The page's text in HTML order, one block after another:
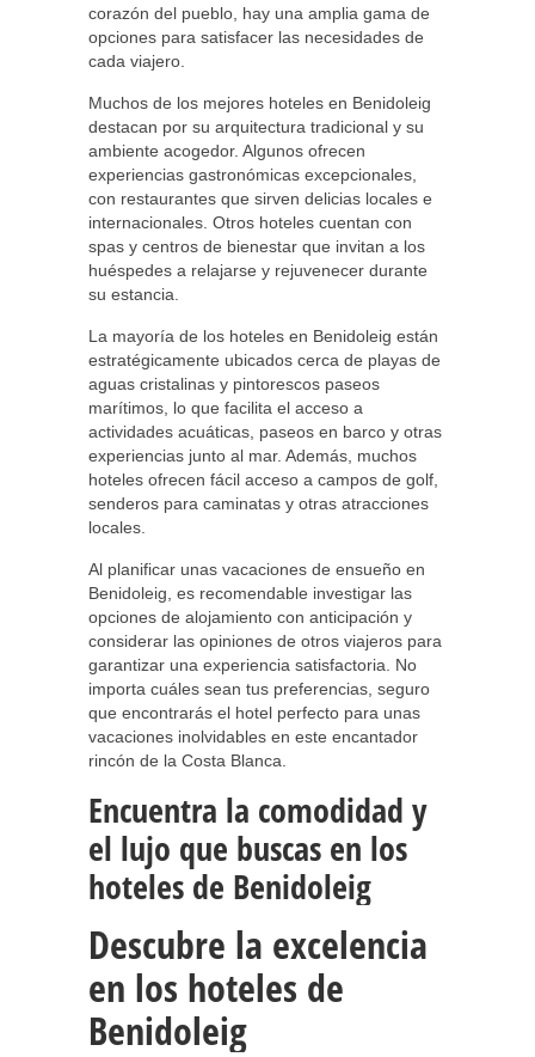
corazón del pueblo, hay una amplia gama de
opciones para satisfacer las necesidades de
cada viajero.
Muchos de los mejores hoteles en Benidoleig
destacan por su arquitectura tradicional y su
ambiente acogedor. Algunos ofrecen
experiencias gastronómicas excepcionales,
con restaurantes que sirven delicias locales e
internacionales. Otros hoteles cuentan con
spas y centros de bienestar que invitan a los
huéspedes a relajarse y rejuvenecer durante
su estancia.
La mayoría de los hoteles en Benidoleig están
estratégicamente ubicados cerca de playas de
aguas cristalinas y pintorescos paseos
marítimos, lo que facilita el acceso a
actividades acuáticas, paseos en barco y otras
experiencias junto al mar. Además, muchos
hoteles ofrecen fácil acceso a campos de golf,
senderos para caminatas y otras atracciones
locales.
Al planificar unas vacaciones de ensueño en
Benidoleig, es recomendable investigar las
opciones de alojamiento con anticipación y
considerar las opiniones de otros viajeros para
garantizar una experiencia satisfactoria. No
importa cuáles sean tus preferencias, seguro
que encontrarás el hotel perfecto para unas
vacaciones inolvidables en este encantador
rincón de la Costa Blanca.
Encuentra la comodidad y
el lujo que buscas en los
hoteles de Benidoleig
Descubre la excelencia
en los hoteles de
Benidoleig